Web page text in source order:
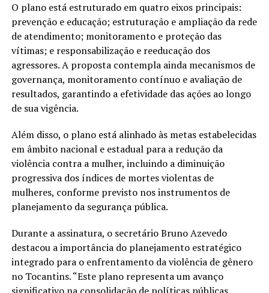
O plano está estruturado em quatro eixos principais:
prevenção e educação; estruturação e ampliação da rede
de atendimento; monitoramento e proteção das
vítimas; e responsabilização e reeducação dos
agressores. A proposta contempla ainda mecanismos de
governança, monitoramento contínuo e avaliação de
resultados, garantindo a efetividade das ações ao longo
de sua vigência.
Além disso, o plano está alinhado às metas estabelecidas
em âmbito nacional e estadual para a redução da
violência contra a mulher, incluindo a diminuição
progressiva dos índices de mortes violentas de
mulheres, conforme previsto nos instrumentos de
planejamento da segurança pública.
Durante a assinatura, o secretário Bruno Azevedo
destacou a importância do planejamento estratégico
integrado para o enfrentamento da violência de gênero
no Tocantins. “Este plano representa um avanço